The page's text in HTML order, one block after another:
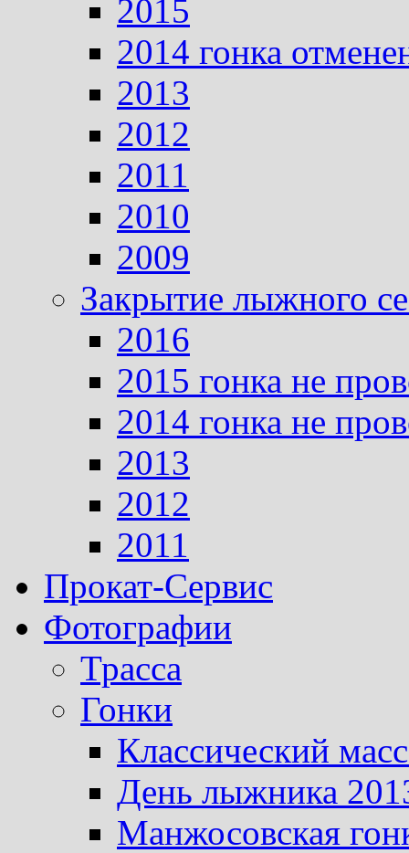
2015
2014 гонка
2013
2012
2011
2010
2009
Закрытие лыжного
2016
2015 гонка не
2014 гонка не
2013
2012
2011
Прокат-Сервис
Фотографии
Трасса
Гонки
Классический
День лыжника
Манжосовская